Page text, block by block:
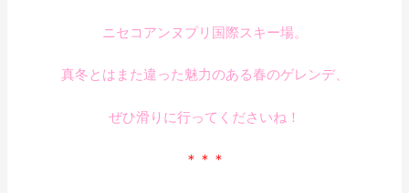
ニセコアンヌプリ国際スキー場。
真冬とはまた違った魅力のある春のゲレンデ、
ぜひ滑りに行ってくださいね！
＊＊＊